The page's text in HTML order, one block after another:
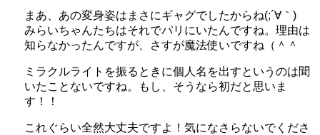
まあ、あの変身姿はまさにギャグでしたからね(;´∀｀)
みらいちゃんたちはそれでパリにいたんですね。理由は
知らなかったんですが、さすが魔法使いですね（＾＾
ミラクルライトを振るときに個人名を出すというのは聞
いたことないですね。もし、そうなら初だと思いま
す！！
これぐらい全然大丈夫ですよ！気になさらないでくださ